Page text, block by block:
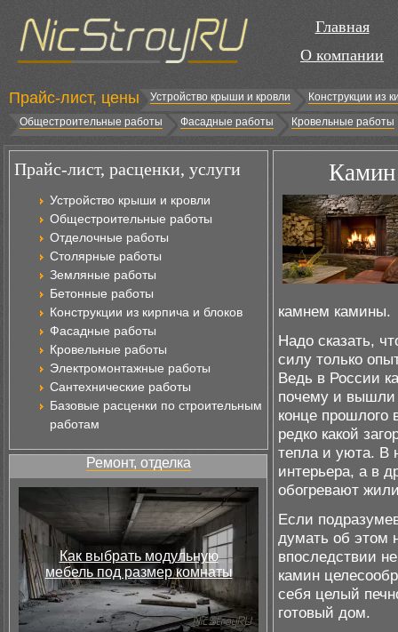
Главная
О компании
Прайс-лист, цены Устройство крыши и кровли
Конструкции из
Общестроительные работы
Фасадные работы Кровельные работы
Прайс-лист, расценки, услуги
Устройство крыши и кровли
Общестроительные работы
Отделочные работы
Столярные работы
Земляные работы
Бетонные работы
Конструкции из кирпича и блоков
Фасадные работы
Кровельные работы
Электромонтажные работы
Сантехнические работы
Базовые расценки по строительным
работам
Ремонт, отделка
Как выбрать модульную
мебель под размер комнаты
Камин
камнем камины.
Надо сказать,
силу только
Ведь в России
почему и вышли
конце прошлого
редко какой
тепла и уюта. В
интерьера, а в
обогревают
Если
думать об этом
впоследствии
камин
себя целый
готовый дом.